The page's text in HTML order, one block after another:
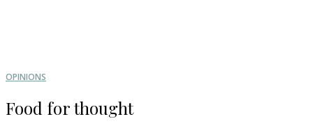
OPINIONS
Food for thought